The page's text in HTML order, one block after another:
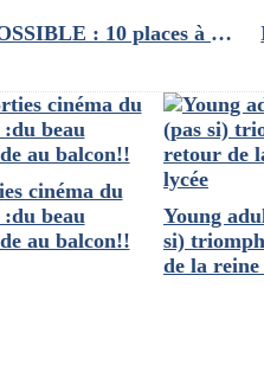
Concours TOUT EST POSSIBLE : 10 places à gagner pour voir un documentaire écologique et optimiste !!
cinéma du
beau
au balcon!!
Young
si)
de la reine